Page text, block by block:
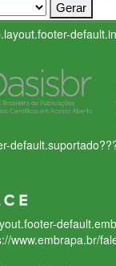
www.embrapa.br/